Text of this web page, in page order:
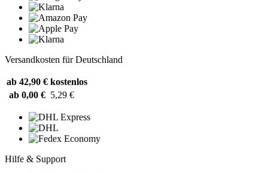
Versandkosten für Deutschland
ab 42,90 € kostenlos
ab 0,00 € 5,29 €
Hilfe & Support